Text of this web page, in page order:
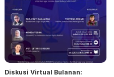
Diskusi Virtual Bulanan: